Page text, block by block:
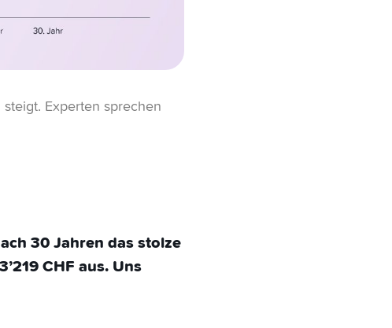
Experten sprechen
30 Jahren das stolze
CHF aus. Uns